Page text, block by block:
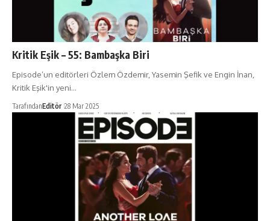
Kritik Eşik – 55: Bambaşka Biri
Episode’un editörleri Özlem Özdemir, Yasemin Şefik ve Engin İnan,
Kritik Eşik'in yeni…
TarafındanEditör 28 Mar 2025